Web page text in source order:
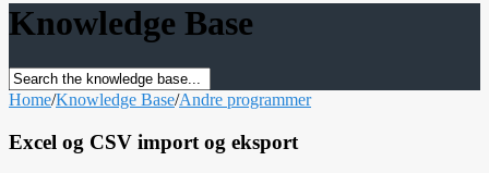
Knowledge Base
Home/Knowledge Base/Andre programmer
Excel og CSV import og eksport